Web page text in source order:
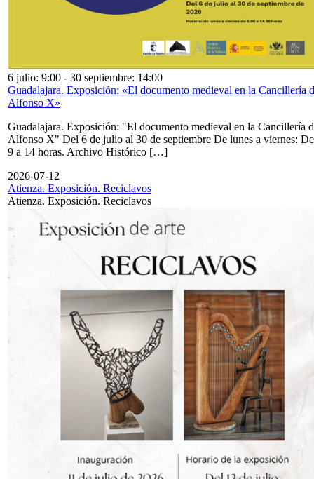
6 julio: 9:00 - 30 septiembre: 14:00
Guadalajara. Exposición: «El documento medieval en la Cancillería
Alfonso X»
Guadalajara. Exposición: "El documento medieval en la Cancillería
Alfonso X" Del 6 de julio al 30 de septiembre De lunes a viernes: De
9 a 14 horas. Archivo Histórico […]
2026-07-12
Atienza. Exposición. Reciclavos
Atienza. Exposición. Reciclavos